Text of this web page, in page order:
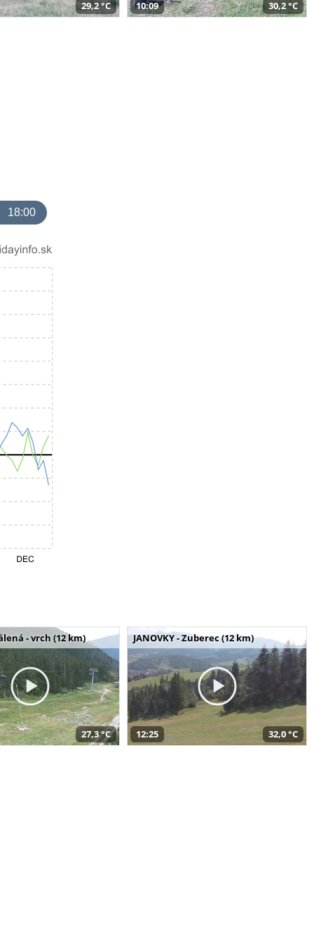
29,2 °C 10:09 30,2 °C
18:00
- vrch (12 km)
27,3 °C
JANOVKY - Zuberec (12 km)
12:25 32,0 °C